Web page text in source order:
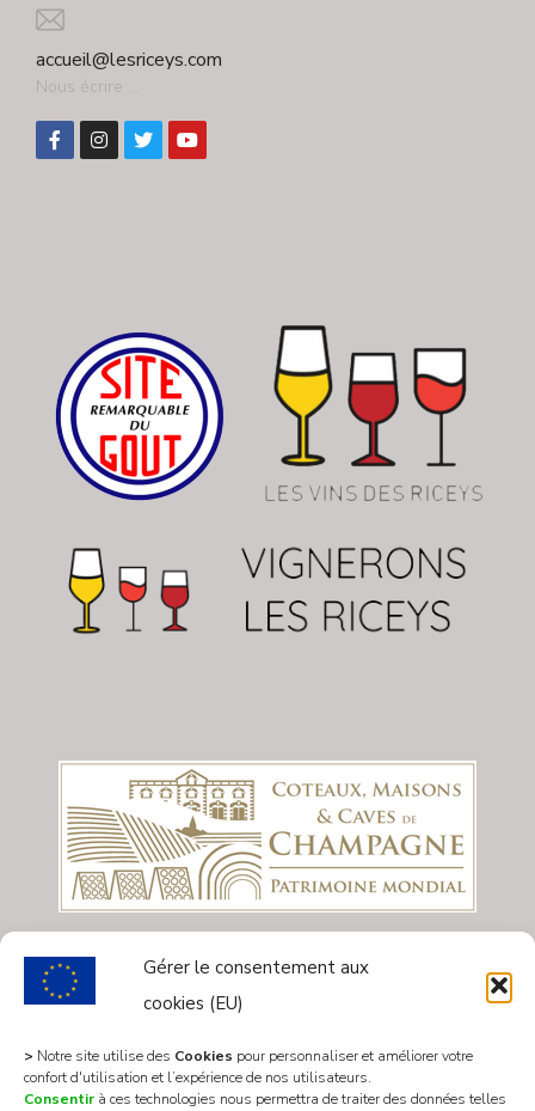
Gérer le consentement aux
cookies (EU)
> Notre site utilise des Cookies pour personnaliser et améliorer votre
confort d'utilisation et l’expérience de nos utilisateurs.
Consentir à ces technologies nous permettra de traiter des données telles
accueil@lesriceys.com
Nous écrire ...